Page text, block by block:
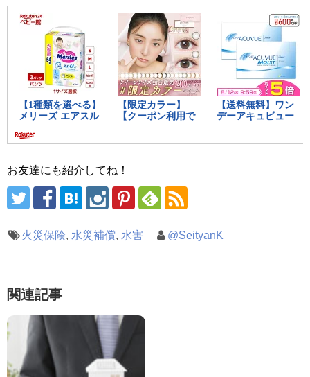
お友達にも紹介してね！
火災保険, 水災補償, 水害 @SeityanK
関連記事